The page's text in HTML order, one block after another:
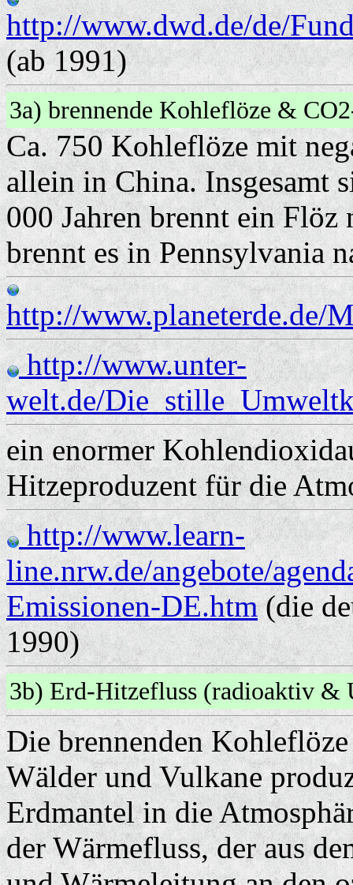
http://www.dwd.de/de/
(ab 1991)
3a) brennende Kohleflöze &
Ca. 750 Kohleflöze mit
allein in China. Insgesamt
000 Jahren brennt ein
brennt es in Pennsylvania
http://www.planeterde.de/
http://www.unter-
welt.de/
ein enormer
Hitzeproduzent für die
http://www.learn-
line.nrw.de/angebote/
Emissionen-DE.htm(die
1990)
3b) Erd-Hitzefluss (radioaktiv
Die brennenden
Wälder und Vulkane
Erdmantel in die
der Wärmefluss, der aus